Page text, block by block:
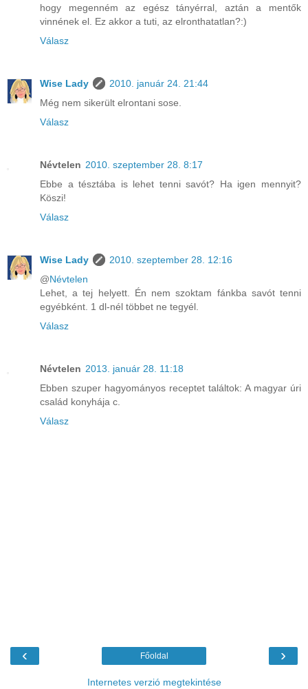
hogy megenném az egész tányérral, aztán a mentők
vinnének el. Ez akkor a tuti, az elronthatatlan?:)
Válasz
Wise Lady
2010. január 24. 21:44
Még nem sikerült elrontani sose.
Válasz
Névtelen 2010. szeptember 28. 8:17
Ebbe a tésztába is lehet tenni savót? Ha igen mennyit?
Köszi!
Válasz
Wise Lady
2010. szeptember 28. 12:16
@Névtelen
Lehet, a tej helyett. Én nem szoktam fánkba savót tenni
egyébként. 1 dl-nél többet ne tegyél.
Válasz
Névtelen 2013. január 28. 11:18
Ebben szuper hagyományos receptet találtok: A magyar úri
család konyhája c.
Válasz
‹ ›
Főoldal
Internetes verzió megtekintése